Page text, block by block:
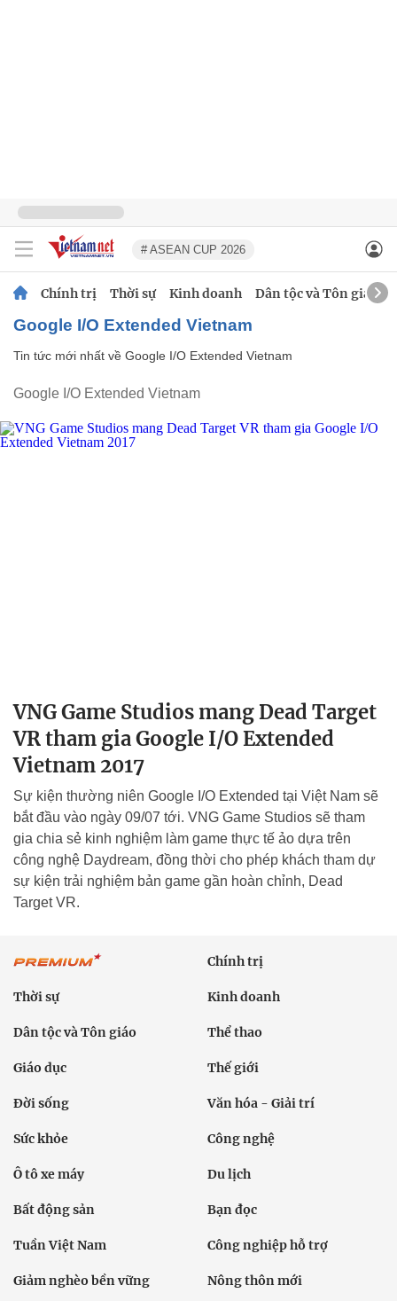
# ASEAN CUP 2026
Chính trị Thời sự Kinh doanh Dân tộc và Tôn giáo
Google I/O Extended Vietnam
Tin tức mới nhất về Google I/O Extended Vietnam
Google I/O Extended Vietnam
VNG Game Studios mang Dead Target
VR tham gia Google I/O Extended
Vietnam 2017
Sự kiện thường niên Google I/O Extended tại Việt Nam sẽ
bắt đầu vào ngày 09/07 tới. VNG Game Studios sẽ tham
gia chia sẻ kinh nghiệm làm game thực tế ảo dựa trên
công nghệ Daydream, đồng thời cho phép khách tham dự
sự kiện trải nghiệm bản game gần hoàn chỉnh, Dead
Target VR.
Chính trị
Thời sự Kinh doanh
Dân tộc và Tôn giáo Thể thao
Giáo dục Thế giới
Đời sống Văn hóa - Giải trí
Sức khỏe Công nghệ
Ô tô xe máy Du lịch
Bất động sản Bạn đọc
Tuần Việt Nam Công nghiệp hỗ trợ
Giảm nghèo bền vững Nông thôn mới